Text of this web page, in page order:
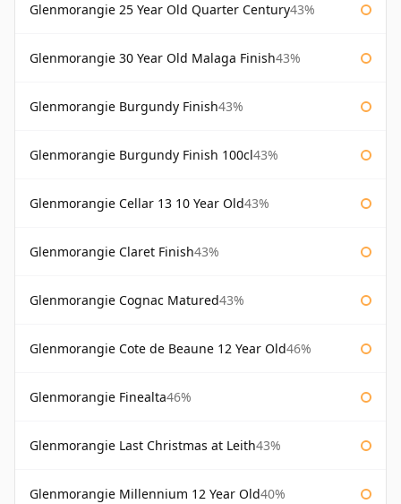
Glenmorangie 25 Year Old Quarter Century43%
Glenmorangie 30 Year Old Malaga Finish43%
Glenmorangie Burgundy Finish43%
Glenmorangie Burgundy Finish 100cl43%
Glenmorangie Cellar 13 10 Year Old43%
Glenmorangie Claret Finish43%
Glenmorangie Cognac Matured43%
Glenmorangie Cote de Beaune 12 Year Old46%
Glenmorangie Finealta46%
Glenmorangie Last Christmas at Leith43%
Glenmorangie Millennium 12 Year Old40%